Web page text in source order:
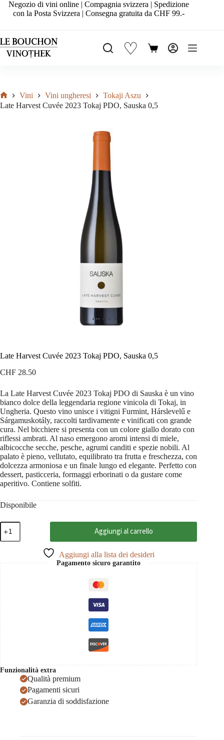
SaltaNegozio di vini online | Compagnia svizzera | Spedizione
con la Posta Svizzera | Consegna gratuita da CHF 99.-
♡ Carrello
Home
Vini Vini ungheresi
Tokaji Aszu
Late Harvest Cuvée 2023 Tokaj PDO, Sauska 0,5
Late Harvest Cuvée 2023 Tokaj PDO, Sauska 0,5
CHF 28.50
La Late Harvest Cuvée 2023 Tokaj PDO di Sauska è un vino
bianco dolce della leggendaria regione vinicola di Tokaj, in
Ungheria. Questo vino unisce i vitigni Furmint, Hárslevelű e
Sárgamuskotály, raccolti tardivamente e vinificati con grande
cura. Nel bicchiere si presenta con un colore giallo dorato con
riflessi ambrati. Al naso emergono aromi intensi di miele,
albicocche secche, pesche, agrumi canditi e spezie nobili. Al
palato è pieno, vellutato, equilibrato tra frutta e freschezza, con
dolcezza armoniosa e un finale lungo ed elegante. Perfetto con
dessert, pasticceria, formaggi erborinati o da gustare come
aperitivo. Contiene solfiti.
Disponibile
Late
Harvest
Cuvée
Aggiungi al carrello
Aggiungi alla lista dei desideri
Pagamento sicuro garantito
Funzionalità extra
Qualità premium
Pagamenti sicuri
Garanzia di soddisfazione